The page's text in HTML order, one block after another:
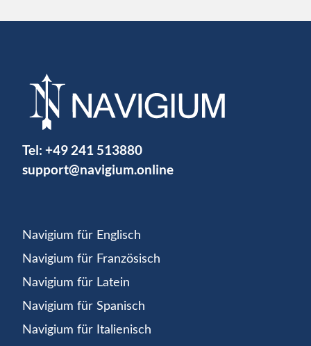
Tel: +49 241 513880
support@navigium.online
Navigium für Englisch
Navigium für Französisch
Navigium für Latein
Navigium für Spanisch
Navigium für Italienisch